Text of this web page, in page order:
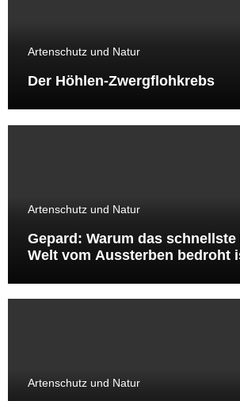
Artenschutz und Natur
Der Höhlen-Zwergflohkrebs
Artenschutz und Natur
Gepard: Warum das
Welt vom Aussterben bedroht
Artenschutz und Natur